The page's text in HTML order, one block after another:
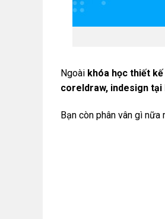
Ngoài khóa học thiết
coreldraw, indesign tại
Bạn còn phân vân gì